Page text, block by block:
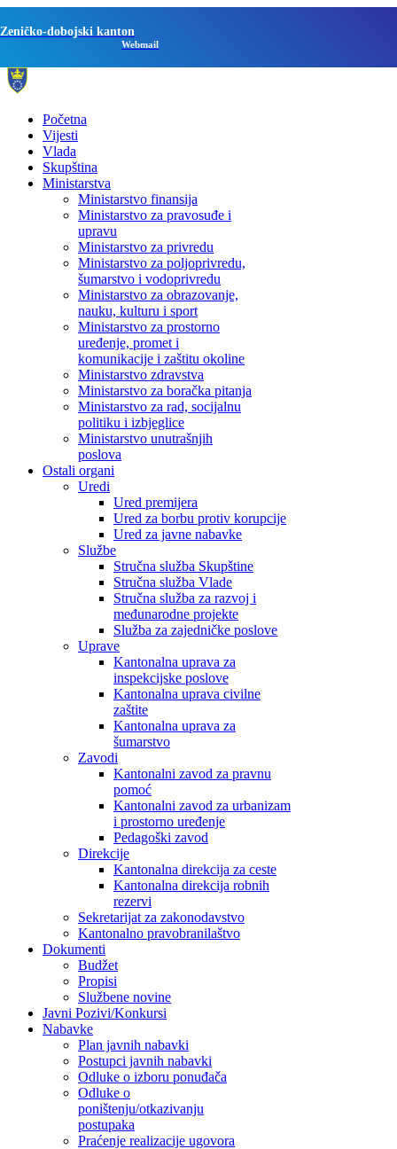
Zeničko-dobojski kanton
Webmail
Početna
Vijesti
Vlada
Skupština
Ministarstva
Ministarstvo finansija
Ministarstvo za pravosuđe i
upravu
Ministarstvo za privredu
Ministarstvo za poljoprivredu,
šumarstvo i vodoprivredu
Ministarstvo za obrazovanje,
nauku, kulturu i sport
Ministarstvo za prostorno
uređenje, promet i
komunikacije i zaštitu okoline
Ministarstvo zdravstva
Ministarstvo za boračka pitanja
Ministarstvo za rad, socijalnu
politiku i izbjeglice
Ministarstvo unutrašnjih
poslova
Ostali organi
Uredi
Ured premijera
Ured za borbu protiv korupcije
Ured za javne nabavke
Službe
Stručna služba Skupštine
Stručna služba Vlade
Stručna služba za razvoj i
međunarodne projekte
Služba za zajedničke poslove
Uprave
Kantonalna uprava za
inspekcijske poslove
Kantonalna uprava civilne
zaštite
Kantonalna uprava za
šumarstvo
Zavodi
Kantonalni zavod za pravnu
pomoć
Kantonalni zavod za urbanizam
i prostorno uređenje
Pedagoški zavod
Direkcije
Kantonalna direkcija za ceste
Kantonalna direkcija robnih
rezervi
Sekretarijat za zakonodavstvo
Kantonalno pravobranilaštvo
Dokumenti
Budžet
Propisi
Službene novine
Javni Pozivi/Konkursi
Nabavke
Plan javnih nabavki
Postupci javnih nabavki
Odluke o izboru ponuđača
Odluke o
poništenju/otkazivanju
postupaka
Praćenje realizacije ugovora